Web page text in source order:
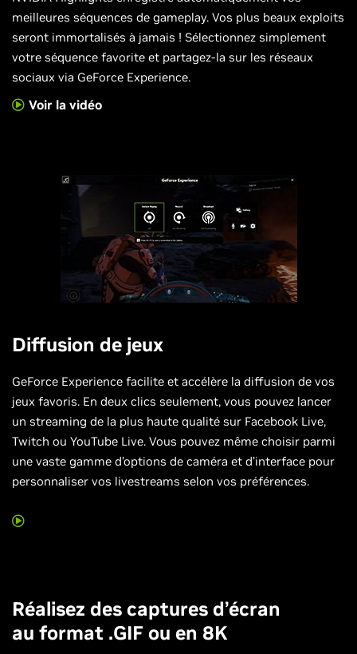
meilleures séquences de gameplay. Vos plus beaux exploits
seront immortalisés à jamais ! Sélectionnez simplement
votre séquence favorite et partagez-la sur les réseaux
sociaux via GeForce Experience.
Voir la vidéo
Diffusion de jeux
GeForce Experience facilite et accélère la diffusion de vos
jeux favoris. En deux clics seulement, vous pouvez lancer
un streaming de la plus haute qualité sur Facebook Live,
Twitch ou YouTube Live. Vous pouvez même choisir parmi
une vaste gamme d’options de caméra et d’interface pour
personnaliser vos livestreams selon vos préférences.
Réalisez des captures d’écran
au format .GIF ou en 8K